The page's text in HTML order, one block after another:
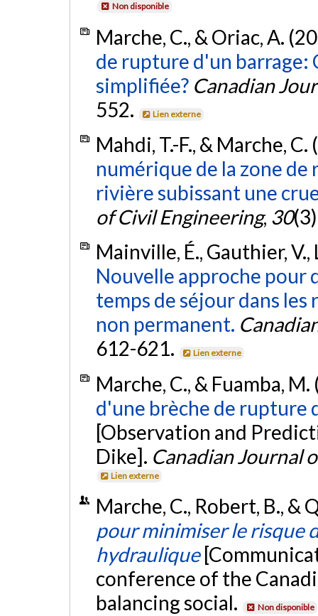
Non disponible
Marche, C., & Oriac, A.
de rupture d'un barrage:
simplifiée? Canadian
552.
Lien externe
Mahdi, T.-F., & Marche,
numérique de la zone
rivière subissant une
of Civil Engineering, 30
Mainville, É., Gauthier,
Nouvelle approche
temps de séjour dans
non permanent.
612-621.
Lien externe
Marche, C., & Fuamba,
d'une brèche de rupture
[Observation and
Dike]. Canadian Journal
Lien externe
Marche, C., Robert, B., &
pour minimiser le risque
hydraulique
conference of the
balancing social.
Non disponible